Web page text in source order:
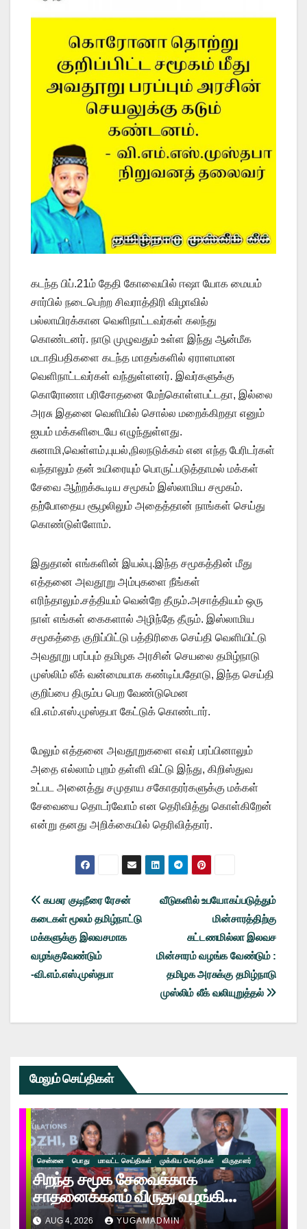
கடந்த பிப்.21ம் தேதி கோவையில் ஈஷா யோக மையம்
சார்பில் நடைபெற்ற சிவராத்திரி விழாவில்
பல்லாயிரக்கான வெளிநாட்டவர்கள் கலந்து
கொண்டனர். நாடு முழுவதும் உள்ள இந்து ஆன்மீக
மடாதிபதிகளை கடந்த மாதங்களில் ஏராளமான
வெளிநாட்டவர்கள் வந்துள்ளனர். இவர்களுக்கு
கொரோணா பரிசோதனை மேற்கொள்ளபட்டதா, இல்லை
அரசு இதனை வெளியில் சொல்ல மறைக்கிறதா எனும்
ஐயம் மக்களிடையே எழுந்துள்ளது.
சுனாமி,வெள்ளம்,புயல்,நிலநடுக்கம் என எந்த பேரிடர்கள்
வந்தாலும் தன் உயிரையும் பொருட்படுத்தாமல் மக்கள்
சேவை ஆற்றக்கூடிய சமூகம் இஸ்லாமிய சமூகம்.
தற்போதைய சூழலிலும் அதைத்தான் நாங்கள் செய்து
கொண்டுள்ளோம்.
இதுதான் எங்களின் இயல்பு.இந்த சமூகத்தின் மீது
எத்தனை அவதூறு அம்புகளை நீங்கள்
எரிந்தாலும்.சத்தியம் வென்றே தீரும்.அசாத்தியம் ஒரு
நாள் எங்கள் கைகளால் அழிந்தே தீரும். இஸ்லாமிய
சமூகத்தை குறிப்பிட்டு பத்திரிகை செய்தி வெளியிட்டு
அவதூறு பரப்பும் தமிழக அரசின் செயலை தமிழ்நாடு
முஸ்லிம் லீக் வன்மையாக கண்டிப்பதோடு, இந்த செய்தி
குறிப்பை திரும்ப பெற வேண்டுமென
வி.எம்.எஸ்.முஸ்தபா கேட்டுக் கொண்டார்.
மேலும் எத்தனை அவதூறுகளை எவர் பரப்பினாலும்
அதை எல்லாம் புறம் தள்ளி விட்டு இந்து, கிறிஸ்துவ
உட்பட அனைத்து சமுதாய சகோதரர்களுக்கு மக்கள்
சேவையை தொடர்வோம் என தெரிவித்து கொள்கிறேன்
என்று தனது அறிக்கையில் தெரிவித்தார்.
Post
navigation
வீடுகளில் உபயோகப்படுத்தும்
மின்சாரத்திற்கு
கட்டணமில்லா இலவச
மின்சாரம் வழங்க வேண்டும் :
தமிழக அரசுக்கு தமிழ்நாடு
முஸ்லிம் லீக் வலியுறுத்தல்
கபசுர குடிநீரை ரேசன்
கடைகள் மூலம் தமிழ்நாட்டு
மக்களுக்கு இலவசமாக
வழங்குவேண்டும்
-வி.எம்.எஸ்.முஸ்தபா
மேலும் செய்திகள்
சென்னை பொது மாவட்ட செய்திகள் முக்கிய செய்திகள் விருதாளர்
சிறந்த சமூக சேவைக்காக
சாதனைக்களம் விருது வழங்கி
கௌரவிக்கப்பட்ட சமூக ஆர்வலர்
AUG 4, 2026 YUGAMADMIN